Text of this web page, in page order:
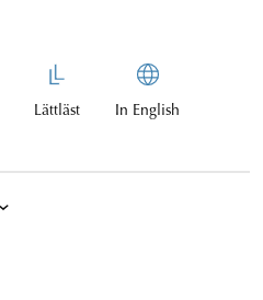
Lättläst In English